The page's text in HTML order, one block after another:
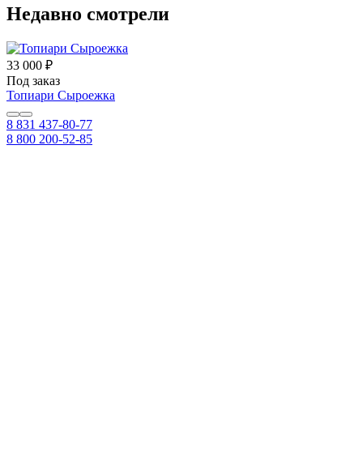
Недавно смотрели
33 000 ₽
Под заказ
Топиари Сыроежка
8 831 437-80-77
8 800 200-52-85